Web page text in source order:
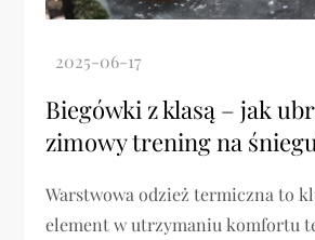
Biegówki z klasą – jak
zimowy trening na
Warstwowa odzież termiczna to
element w utrzymaniu komfortu